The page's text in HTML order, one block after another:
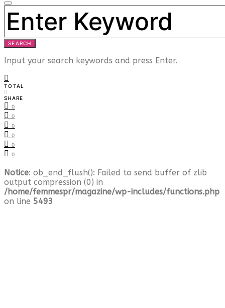
SEARCH
FOR:
SEARCH
Input your search keywords and press Enter.
TOTAL
0
SHARE
0
0
0
0
0
0
Notice: ob_end_flush(): Failed to send buffer of zlib
output compression (0) in
/home/femmespr/magazine/wp-includes/functions.php
on line 5493